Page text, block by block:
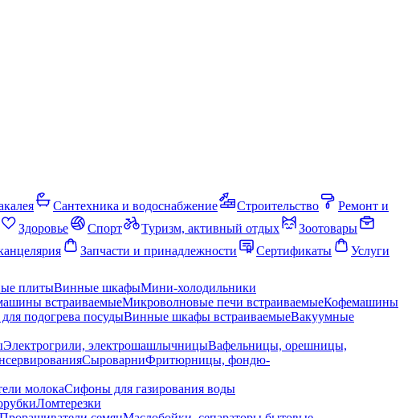
Сантехника и водоснабжение Строительство
Ремонт и
Здоровье Спорт Туризм, активный отдых
Зоотовары
Запчасти и принадлежности Сертификаты
Услуги
плитыВинные шкафыМини-холодильники
встраиваемыеМикроволновые печи встраиваемыеКофемашины
подогрева посудыВинные шкафы встраиваемыеВакуумные
Электрогрили, электрошашлычницыВафельницы, орешницы,
СыроварниФритюрницы, фондю-
молокаСифоны для газирования воды
Ломтерезки